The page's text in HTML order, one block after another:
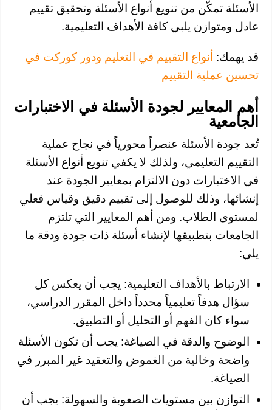
الأسئلة تمكّن من تنويع أنواع الأسئلة وتحقيق تقييم
عادل ومتوازن يلبي كافة الأهداف التعليمية.
قد يهمك: أنواع التقييم في التعليم ودور كوركت في
تحسين عملية التقييم
أهم المعايير لجودة الأسئلة في الاختبارات
الجامعية
تُعد جودة الأسئلة عنصراً محورياً في نجاح عملية
التقييم التعليمي، ولذلك لا يكفي تنويع أنواع الأسئلة
في الاختبارات دون الالتزام بمعايير الجودة عند
إنشائها، وذلك للوصول إلى تقييم دقيق وقياس فعلي
لمستوى الطلاب. ومن أهم المعايير التي تلتزم
الجامعات بتطبيقها لإنشاء أسئلة ذات جودة ودقة ما
يلي:
الارتباط بالأهداف التعليمية: يجب أن يعكس كل
سؤال هدفاً تعليمياً محدداً داخل المقرر الدراسي،
سواء كان الفهم أو التحليل أو التطبيق.
الوضوح والدقة في الصياغة: يجب أن تكون الأسئلة
واضحة وخالية من الغموض والتعقيد غير المبرر في
الصياغة.
التوازن بين مستويات الصعوبة والسهولة: يجب أن